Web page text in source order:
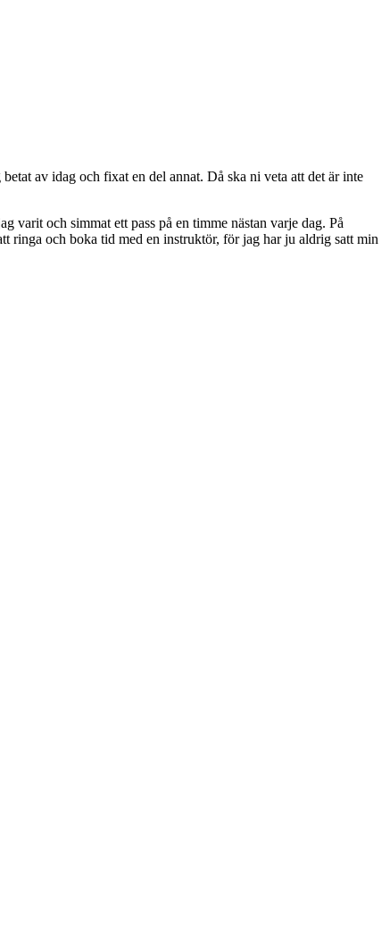
av idag och fixat en del annat. Då ska ni veta att det är inte
varit och simmat ett pass på en timme nästan varje dag. På
ringa och boka tid med en instruktör, för jag har ju aldrig satt min